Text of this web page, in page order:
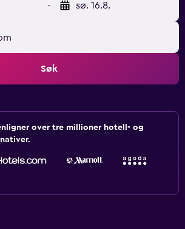
- sø. 16.8.
Søk
over tre millioner hotell- og